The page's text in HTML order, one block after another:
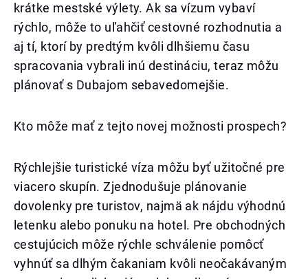
krátke mestské výlety. Ak sa vízum vybaví
rýchlo, môže to uľahčiť cestovné rozhodnutia a
aj tí, ktorí by predtým kvôli dlhšiemu času
spracovania vybrali inú destináciu, teraz môžu
plánovať s Dubajom sebavedomejšie.
Kto môže mať z tejto novej možnosti prospech?
Rýchlejšie turistické víza môžu byť užitočné pre
viacero skupín. Zjednodušuje plánovanie
dovolenky pre turistov, najmä ak nájdu výhodnú
letenku alebo ponuku na hotel. Pre obchodných
cestujúcich môže rýchle schválenie pomôcť
vyhnúť sa dlhým čakaniam kvôli neočakávaným